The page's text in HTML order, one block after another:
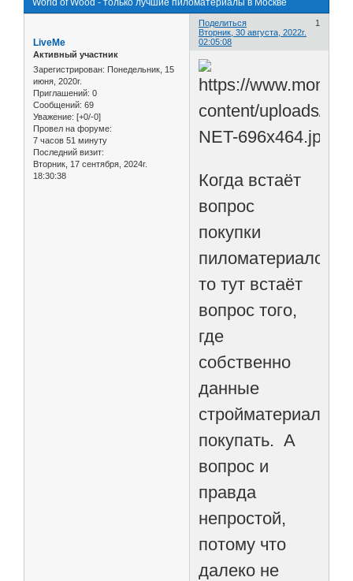
World of Wood - только лучшие пиломатериалы в Москве
Поделиться
1
Вторник, 30 августа, 2022г.
02:05:08
LiveMe
Активный участник
Зарегистрирован: Понедельник, 15
июня, 2020г.
Приглашений: 0
Сообщений: 69
Уважение: [+0/-0]
Провел на форуме:
7 часов 51 минуту
Последний визит:
Вторник, 17 сентября, 2024г.
18:30:38
Когда встаёт
вопрос
покупки
пиломатериалов,
то тут встаёт
вопрос того,
где
собственно
данные
стройматериалы
покупать. А
вопрос и
правда
непростой,
потому что
далеко не